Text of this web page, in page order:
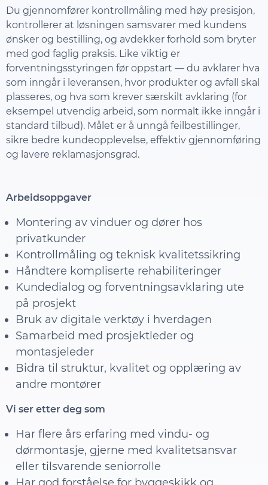
Du gjennomfører kontrollmåling med høy presisjon,
kontrollerer at løsningen samsvarer med kundens
ønsker og bestilling, og avdekker forhold som bryter
med god faglig praksis. Like viktig er
forventningsstyringen før oppstart — du avklarer hva
som inngår i leveransen, hvor produkter og avfall skal
plasseres, og hva som krever særskilt avklaring (for
eksempel utvendig arbeid, som normalt ikke inngår i
standard tilbud). Målet er å unngå feilbestillinger,
sikre bedre kundeopplevelse, effektiv gjennomføring
og lavere reklamasjonsgrad.
Arbeidsoppgaver
Montering av vinduer og dører hos
privatkunder
Kontrollmåling og teknisk kvalitetssikring
Håndtere kompliserte rehabiliteringer
Kundedialog og forventningsavklaring ute
på prosjekt
Bruk av digitale verktøy i hverdagen
Samarbeid med prosjektleder og
montasjeleder
Bidra til struktur, kvalitet og opplæring av
andre montører
Vi ser etter deg som
Har flere års erfaring med vindu- og
dørmontasje, gjerne med kvalitetsansvar
eller tilsvarende seniorrolle